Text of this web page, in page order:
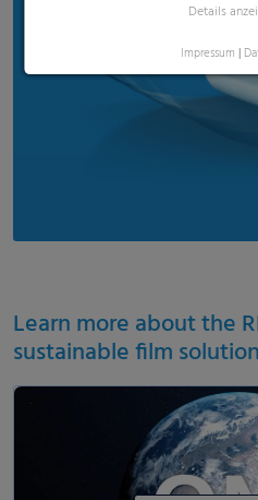
Learn more about the
sustainable film
Details
Impressum |